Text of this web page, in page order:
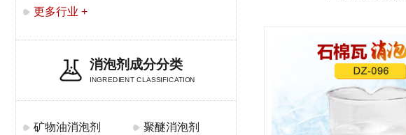
更多行业 +
消泡剂成分分类
INGREDIENT CLASSIFICATION
矿物油消泡剂 聚醚消泡剂